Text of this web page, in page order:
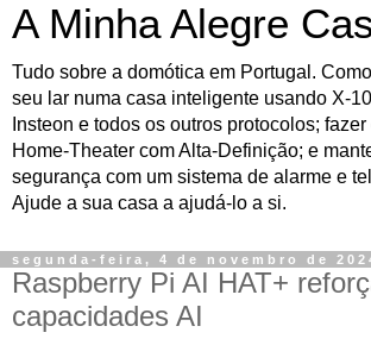
A Minha Alegre
Tudo sobre a domótica em Portugal.
seu lar numa casa inteligente usando X-
Insteon e todos os outros protocolos;
Home-Theater com Alta-Definição; e
segurança com um sistema de alarme e
Ajude a sua casa a ajudá-lo a si.
segunda-feira, 4 de novembro de
Raspberry Pi AI HAT+
capacidades AI